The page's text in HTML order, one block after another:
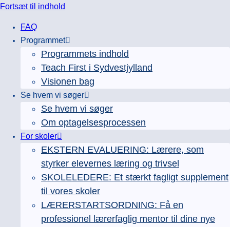
Fortsæt til indhold
FAQ
Programmet
Programmets indhold
Teach First i Sydvestjylland
Visionen bag
Se hvem vi søger
Se hvem vi søger
Om optagelsesprocessen
For skoler
EKSTERN EVALUERING: Lærere, som
styrker elevernes læring og trivsel
SKOLELEDERE: Et stærkt fagligt supplement
til vores skoler
LÆRERSTARTSORDNING: Få en
professionel lærerfaglig mentor til dine nye